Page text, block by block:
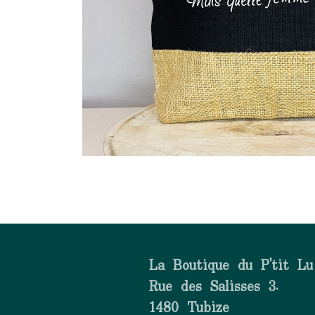
La Boutique du P'tit Lu
Rue des Salisses 3.
1480 Tubize